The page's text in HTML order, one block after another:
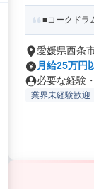
■コークドラ
愛媛県西条
月給25万円
必要な経験
業界未経験歓迎